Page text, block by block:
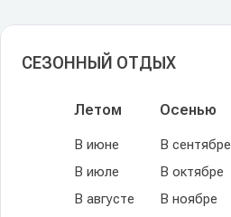
СЕЗОННЫЙ ОТДЫХ
Летом
В июне
В июле
В августе
Осенью
В сентябре
В октябре
В ноябре